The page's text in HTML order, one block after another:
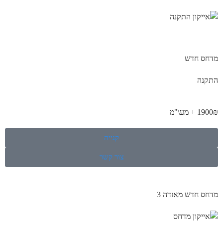
מדחס חדש
התקנה
1900₪ + מע\"מ
קנייה
צור קשר
מדחס חדש מאזדה 3